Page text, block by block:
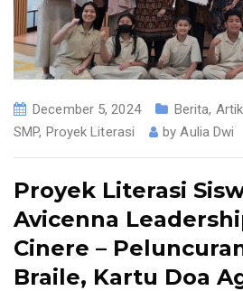
December 5, 2024 Berita,
SMP, Proyek Literasi byAulia Dwi
Proyek Literasi
Avicenna
Cinere –
Braile, Kartu Doa